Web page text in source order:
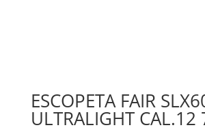
ESCOPETA FAIR
ULTRALIGHT CAL.12